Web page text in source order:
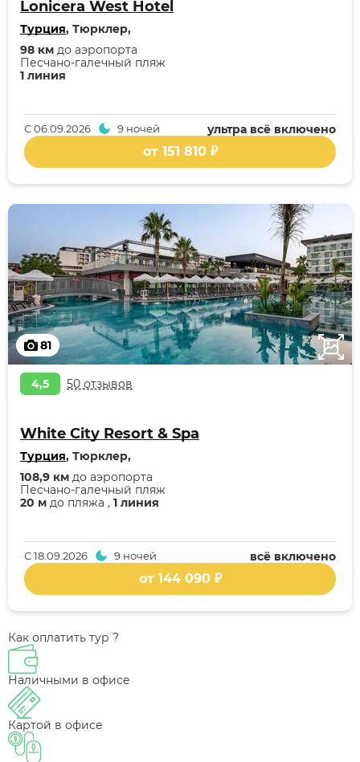
Lonicera West Hotel
Турция, Тюрклер,
1 линия
Песчано-галечный пляж
98 км до аэропорта
ультра всё включено
С06.09.2026 9 ночей
от 151 810 ₽
81
4,5 50 отзывов
White City Resort & Spa
Турция, Тюрклер,
20 м до пляжа , 1 линия
Песчано-галечный пляж
108,9 км до аэропорта
всё включено
С18.09.2026 9 ночей
от 144 090 ₽
Как оплатить тур ?
Наличными в офисе
Картой в офисе